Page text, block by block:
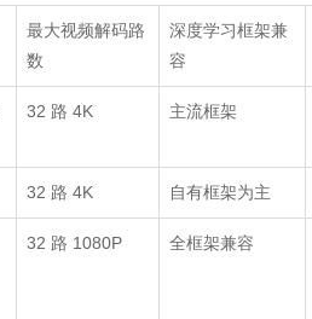
最大视频解码路
数
深度学习框架兼
容
32 路 4K 主流框架
32 路 4K 自有框架为主
32 路 1080P 全框架兼容